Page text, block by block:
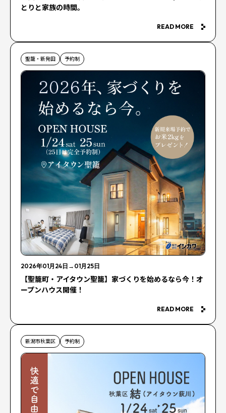
とりと家族の時間。
READ MORE
聖籠・新発田 予約制
2026年01月24日 → 01月25日
【聖籠町・アイタウン聖籠】家づくりを始めるなら今！オ
ープンハウス開催！
READ MORE
新潟市秋葉区 予約制